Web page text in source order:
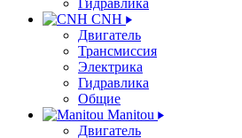
Гидравлика
CNH
Двигатель
Трансмиссия
Электрика
Гидравлика
Общие
Manitou
Двигатель